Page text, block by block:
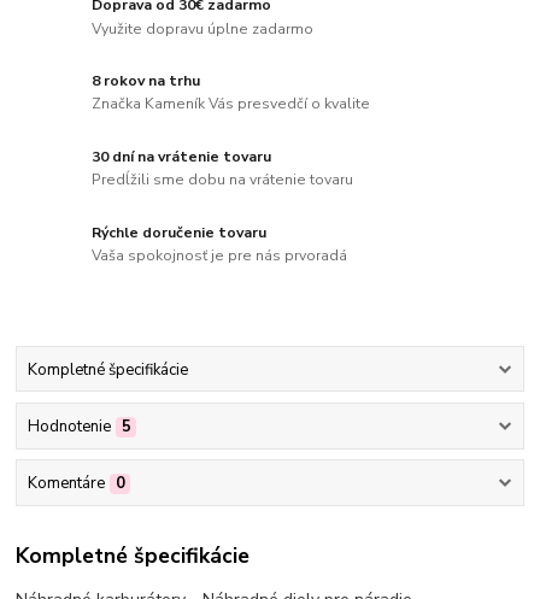
Doprava od 30€ zadarmo
Využite dopravu úplne zadarmo
8 rokov na trhu
Značka Kameník Vás presvedčí o kvalite
30 dní na vrátenie tovaru
Predĺžili sme dobu na vrátenie tovaru
Rýchle doručenie tovaru
Vaša spokojnosť je pre nás prvoradá
Kompletné špecifikácie
Hodnotenie 5
Komentáre 0
Kompletné špecifikácie